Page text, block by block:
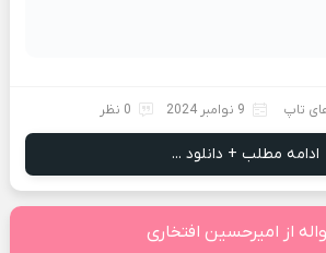
تاپ 9 نوامبر 2024 0 نظر
ادامه مطلب + دانلود ...
از امیرحسین افتخاری